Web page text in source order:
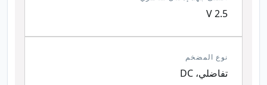
2.5 V
نوع المضخم
تفاضلي، DC